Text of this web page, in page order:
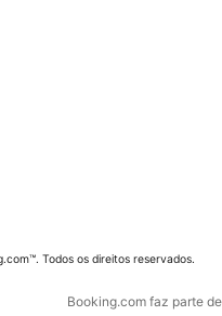
Todos os direitos reservados.
Booking.com faz parte